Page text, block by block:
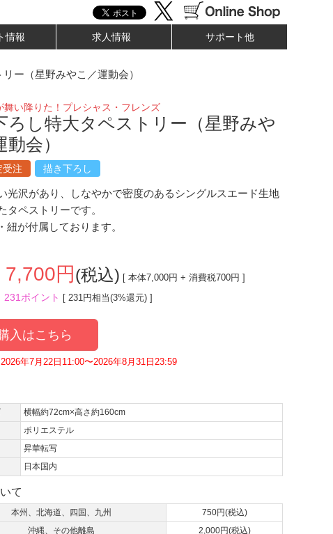
情報 求人情報 サポート他
ー（星野みやこ／運動会）
舞い降りた！プレシャス・フレンズ
ろし特大タペストリー（星野みや
会）
受注 描き下ろし
光沢があり、しなやかで密度のあるシングルスエード生地
タペストリーです。
紐が付属しております。
7,700円 (税込) [ 本体7,000円 + 消費税700円 ]
231 ポイント [ 231円相当(3%還元) ]
入はこちら
年7月22日11:00〜2026年8月31日23:59
横幅約72cm×高さ約160cm
ポリエステル
昇華転写
日本国内
て
本州、北海道、四国、九州
750円(税込)
沖縄、その他離島
2,000円(税込)